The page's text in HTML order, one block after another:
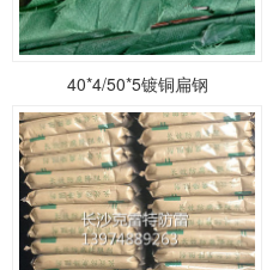
40*4/50*5镀铜扁钢